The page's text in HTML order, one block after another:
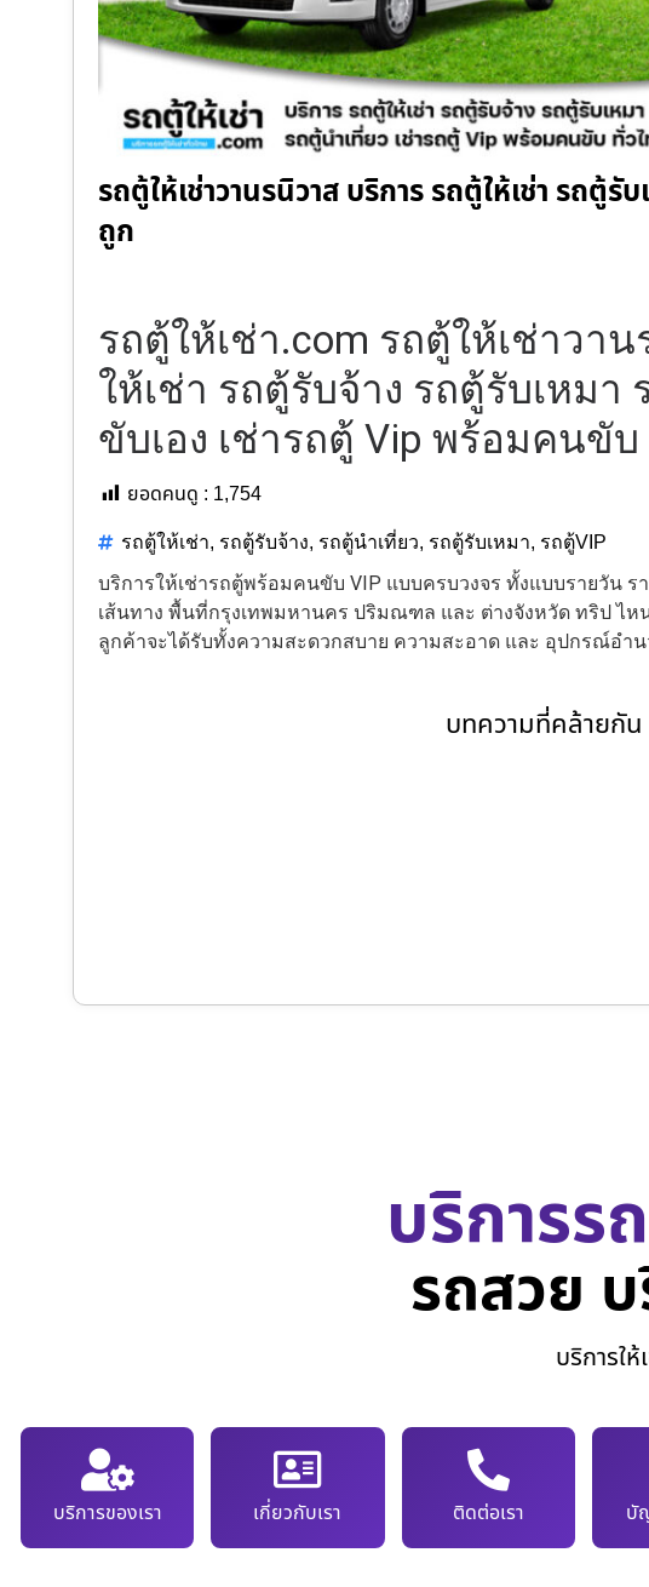
รถตู้ให้เช่าวานรนิวาส บริการ รถตู้ให้เช่า รถตู้รั
ถูก
รถตู้ให้เช่า.com รถตู้ให้เช่าวา
ให้เช่า รถตู้รับจ้าง รถตู้รับเหมา
ขับเอง เช่ารถตู้ Vip พร้อมคนขั
ยอดคนดู : 1,754
รถตู้ให้เช่า, รถตู้รับจ้าง, รถตู้นำเที่ยว, รถตู้รับเหมา, รถตู้VIP
บริการให้เช่ารถตู้พร้อมคนขับ VIP แบบครบวงจร ทั้งแบบรายวัน
เส้นทาง พื้นที่กรุงเทพมหานคร ปริมณฑล และ ต่างจังหวัด ทริป ไห
ลูกค้าจะได้รับทั้งความสะดวกสบาย ความสะอาด และ อุปกรณ์อำ
บทความที่คล้ายกัน
บริการร
รถสวย
บริการใ
บริการของเรา เกี่ยวกับเรา ติดต่อเรา บั